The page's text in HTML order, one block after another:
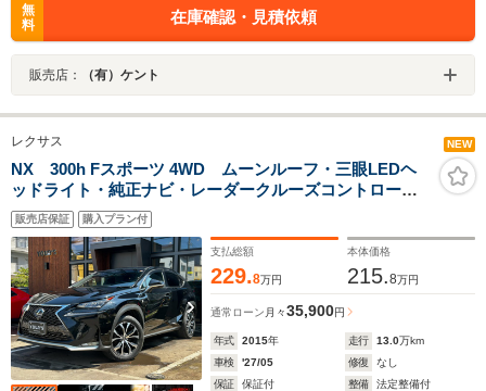
無
料
在庫確認・見積依頼
販売店： （有）ケント
レクサス NEW
NX 300h Fスポーツ 4WD ムーンルーフ・三眼LEDヘ
ッドライト・純正ナビ・レーダークルーズコントロー
ル・パワーリヤゲート・バックカメラ&サイドカメラ・シ
ートヒーター・ベンチレーション・純正18インチアルミ
ホイール・ETC
販売店保証 購入プラン付
支払総額
229.8万円
本体価格
215.8万円
通常ローン 月々35,900円
年式 2015年 走行 13.0万km
車検
'27/05 修復
なし
保証
保証付 整備
法定整備付